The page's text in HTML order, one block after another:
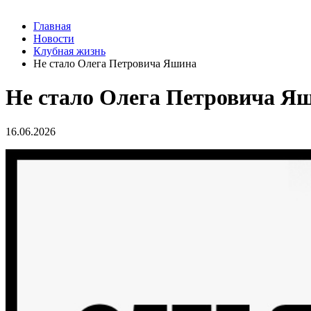
Главная
Новости
Клубная жизнь
Не стало Олега Петровича Яшина
Не стало Олега Петровича
16.06.2026